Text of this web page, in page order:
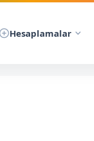
Hesaplamalar